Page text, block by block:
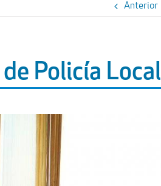
Anterior
Policía Local